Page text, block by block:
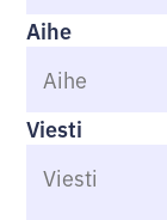
Aihe
Viesti